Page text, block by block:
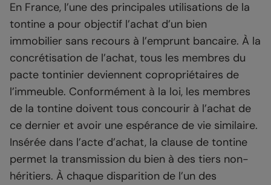
En France, l’une des principales utilisations de la
tontine a pour objectif l’achat d’un bien
immobilier sans recours à l’emprunt bancaire. À la
concrétisation de l’achat, tous les membres du
pacte tontinier deviennent copropriétaires de
l’immeuble. Conformément à la loi, les membres
de la tontine doivent tous concourir à l’achat de
ce dernier et avoir une espérance de vie similaire.
Insérée dans l’acte d’achat, la clause de tontine
permet la transmission du bien à des tiers non-
héritiers. À chaque disparition de l’un des